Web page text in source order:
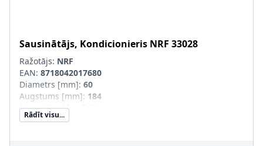
Sausinātājs, Kondicionieris NRF 33028
Ražotājs: NRF
EAN: 8718042017680
Diametrs [mm]: 60
Augstums [mm]: 184
Materiāls:Alumīnijs
Papildu artikuls/Papildu info 2
Rādīt visu...